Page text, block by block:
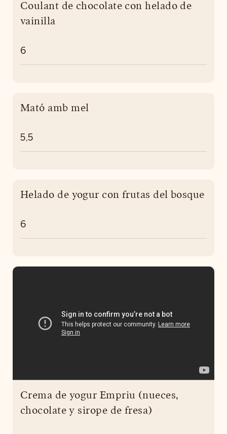
Coulant de chocolate con helado de
vainilla
6
Mató amb mel
5,5
Helado de yogur con frutas del bosque
6
Crema de yogur Empriu (nueces,
chocolate y sirope de fresa)